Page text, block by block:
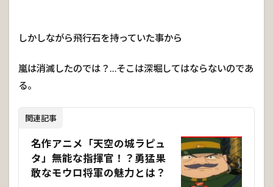
しかしながら飛行石を持っていた事から
嵐は消滅したのでは？…そこは深堀してはならないのであ
る。
関連記事
名作アニメ「天空の城ラピュ
タ」無能な指揮官！？勇猛果
敢なモウロ将軍の魅力とは？